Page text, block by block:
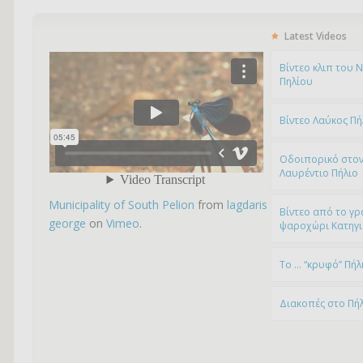
Municipality of South Pelion from lagdaris
george on Vimeo.
Latest Videos
Bίντεο κλιπ του
Πηλίου
Βίντεο Λαύκος
Οδοιπορικό
Λαυρέντιο Πήλιο
Βίντεο από το
ψαροχώρι
To … “κρυφό”
Διακοπές στο